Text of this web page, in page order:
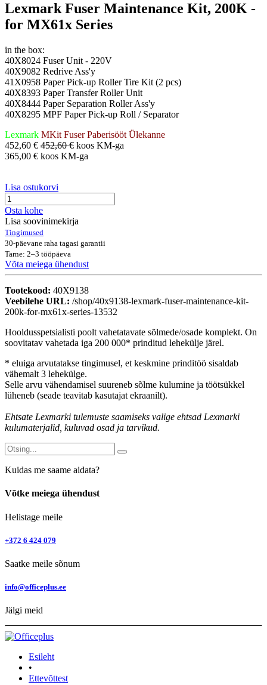
Lexmark Fuser Maintenance Kit, 200K -
for MX61x Series
in the box:
40X8024 Fuser Unit - 220V
40X9082 Redrive Ass'y
41X0958 Paper Pick-up Roller Tire Kit (2 pcs)
40X8393 Paper Transfer Roller Unit
40X8444 Paper Separation Roller Ass'y
40X8295 MPF Paper Pick-up Roll / Separator
Lexmark MKit Fuser Paberisööt Ülekanne
452,60 € 452,60€ koos KM-ga
365,00 € koos KM-ga
Lisa ostukorvi
Osta kohe
Lisa soovinimekirja
Tingimused
30-päevane raha tagasi garantii
Tarne: 2–3 tööpäeva
Võta meiega ühendust
Tootekood: 40X9138
Veebilehe URL: /shop/40x9138-lexmark-fuser-maintenance-kit-
200k-for-mx61x-series-13532
Hooldusspetsialisti poolt vahetatavate sõlmede/osade komplekt. On
soovitatav vahetada iga 200 000* prinditud lehekülje järel.
* eluiga arvutatakse tingimusel, et keskmine prinditöö sisaldab
vähemalt 3 lehekülge.
Selle arvu vähendamisel suureneb sõlme kulumine ja töötsükkel
lüheneb (seade teavitab kasutajat ekraanilt).
Ehtsate Lexmarki tulemuste saamiseks valige ehtsad Lexmarki
kulumaterjalid, kuluvad osad ja tarvikud.
Kuidas me saame aidata?
Võtke meiega ühendust
Helistage meile
+372 6 424 079
Saatke meile sõnum
info@officeplus.ee
Jälgi meid
Esileht
•
Ettevõttest